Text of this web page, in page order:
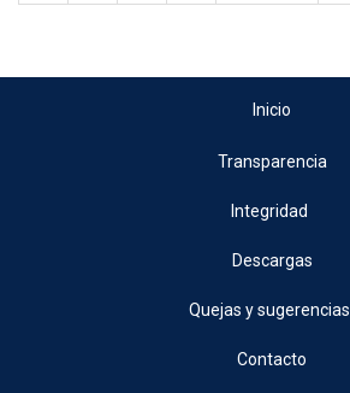
Inicio
Transparencia
Integridad
Descargas
Quejas y sugerencias
Contacto